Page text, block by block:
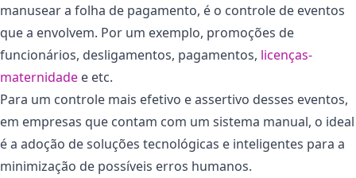
manusear a folha de pagamento, é o controle de eventos
que a envolvem. Por um exemplo, promoções de
funcionários, desligamentos, pagamentos, licenças-
maternidade e etc.
Para um controle mais efetivo e assertivo desses eventos,
em empresas que contam com um sistema manual, o ideal
é a adoção de soluções tecnológicas e inteligentes para a
minimização de possíveis erros humanos.